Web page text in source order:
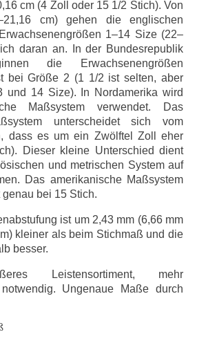
cm (4 Zoll oder 15 1/2 Stich). Von
cm) gehen die englischen
1–14 Size (22–
daran an. In der Bundesrepublik
die Erwachsenengrößen
bei Größe 2 (1 1/2 ist selten, aber
und 14 Size). In Nordamerika wird
Maßsystem verwendet. Das
unterscheidet sich vom
dass es um ein Zwölftel Zoll eher
Dieser kleine Unterschied dient
und metrischen System auf
Das amerikanische Maßsystem
bei 15 Stich.
ist um 2,43 mm (6,66 mm
kleiner als beim Stichmaß und die
besser.
Leistensortiment, mehr
Ungenaue Maße durch